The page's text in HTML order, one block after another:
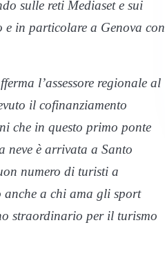
sulle reti Mediaset e sui
in particolare a Genova con
l’assessore regionale al
il cofinanziamento
che in questo primo ponte
neve è arrivata a Santo
numero di turisti a
anche a chi ama gli sport
straordinario per il turismo